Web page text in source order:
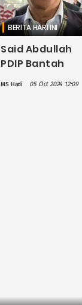
BERITA HARI INI
Said Abdullah
PDIP Bantah
Pertemuan
MS Hadi 05 Oct 2024 12:09